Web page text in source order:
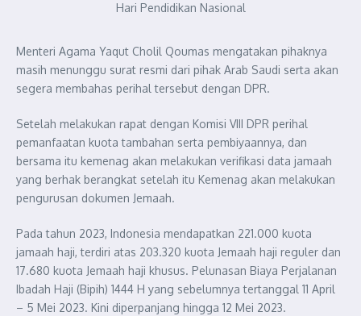
Hari Pendidikan Nasional
Menteri Agama Yaqut Cholil Qoumas mengatakan pihaknya
masih menunggu surat resmi dari pihak Arab Saudi serta akan
segera membahas perihal tersebut dengan DPR.
Setelah melakukan rapat dengan Komisi VIII DPR perihal
pemanfaatan kuota tambahan serta pembiyaannya, dan
bersama itu kemenag akan melakukan verifikasi data jamaah
yang berhak berangkat setelah itu Kemenag akan melakukan
pengurusan dokumen Jemaah.
Pada tahun 2023, Indonesia mendapatkan 221.000 kuota
jamaah haji, terdiri atas 203.320 kuota Jemaah haji reguler dan
17.680 kuota Jemaah haji khusus. Pelunasan Biaya Perjalanan
Ibadah Haji (Bipih) 1444 H yang sebelumnya tertanggal 11 April
– 5 Mei 2023. Kini diperpanjang hingga 12 Mei 2023.